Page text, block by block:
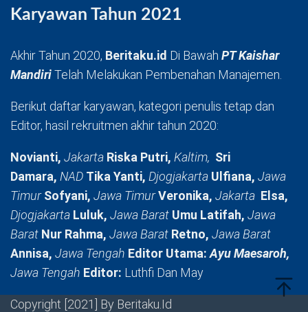
Karyawan Tahun 2021
Akhir Tahun 2020, Beritaku.id Di Bawah PT Kaishar
MandiriTelah Melakukan Pembenahan Manajemen.
Berikut daftar karyawan, kategori penulis tetap dan
Editor, hasil rekruitmen akhir tahun 2020:
Novianti, Jakarta Riska Putri, Kaltim, Sri
Damara, NAD Tika Yanti, Djogjakarta Ulfiana, Jawa
TimurSofyani, Jawa TimurVeronika, Jakarta Elsa,
Djogjakarta Luluk, Jawa Barat Umu Latifah, Jawa
Barat Nur Rahma, Jawa Barat Retno, Jawa Barat
Annisa, Jawa Tengah Editor Utama:Ayu Maesaroh,
Jawa Tengah Editor: Luthfi Dan May
Copyright [2021] By Beritaku.Id